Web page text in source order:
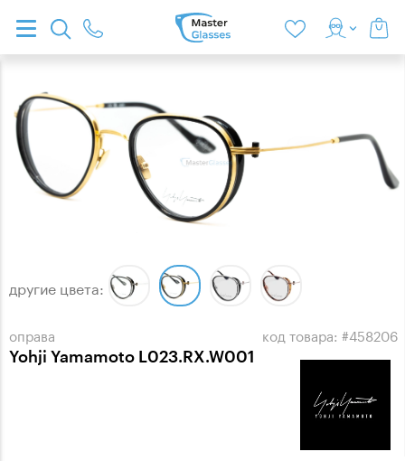
оправа
Yohji Yamamoto L023.RX.W001
код товара: #458206
другие цвета: